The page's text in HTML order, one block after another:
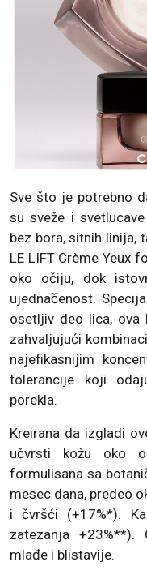
Sve što je potrebno
su sveže i
bez bora, sitnih linija,
LE LIFT Crème Yeux
oko očiju, dok
ujednačenost.
osetljiv deo lica, ova
zahvaljujući
najefikasnijim
tolerancije koji
porekla.
Kreirana da izgladi
učvrsti kožu oko
formulisana sa
mesec dana, predeo
i čvršći (+17%*).
zatezanja +23%**).
mlađe i blistavije.